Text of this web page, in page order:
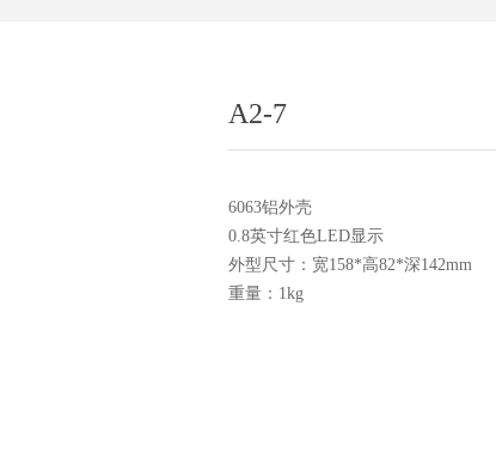
A2-7
6063铝外壳
0.8英寸红色LED显示
外型尺寸：宽158*高82*深142mm
重量：1kg